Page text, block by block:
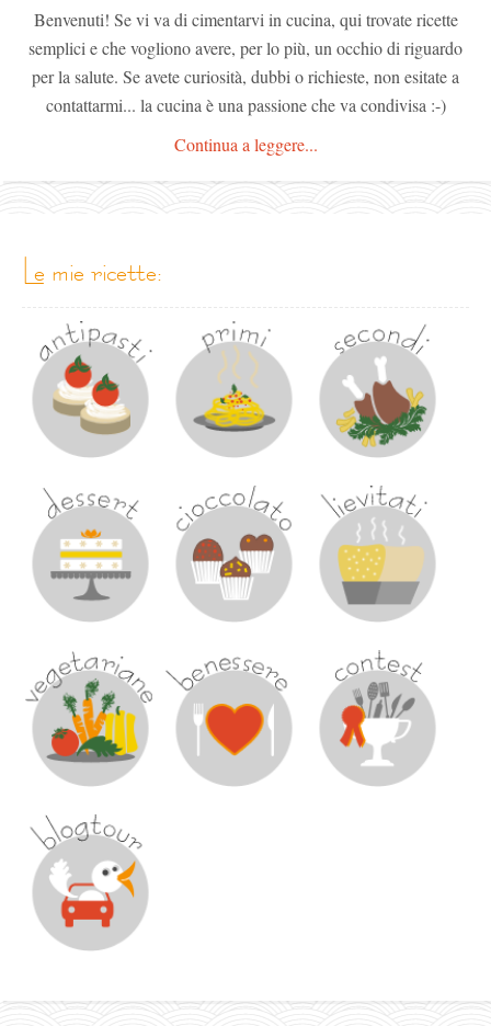
Benvenuti! Se vi va di cimentarvi in cucina, qui trovate ricette
semplici e che vogliono avere, per lo più, un occhio di riguardo
per la salute. Se avete curiosità, dubbi o richieste, non esitate a
contattarmi... la cucina è una passione che va condivisa :-)
Continua a leggere...
le mie ricette: